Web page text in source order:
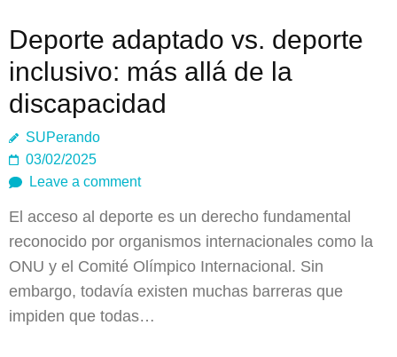
Deporte adaptado vs. deporte
inclusivo: más allá de la
discapacidad
SUPerando
03/02/2025
Leave a comment
El acceso al deporte es un derecho fundamental
reconocido por organismos internacionales como la
ONU y el Comité Olímpico Internacional. Sin
embargo, todavía existen muchas barreras que
impiden que todas…